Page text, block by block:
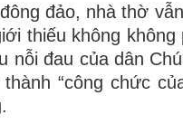
đảo, nhà thờ
thiếu không không
đau của dân
“công chức